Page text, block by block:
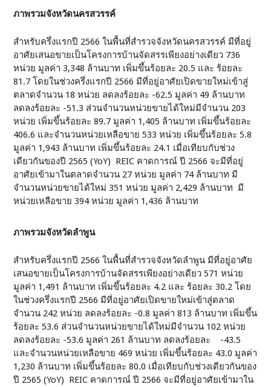
ภาพรวมจังหวัดนครสวรรค์
สำหรับครึ่งแรกปี 2566 ในพื้นที่สำรวจจังหวัดนครสวรรค์ มีที่อยู่
อาศัยเสนอขายเป็นโครงการบ้านจัดสรรเพียงอย่างเดียว 736
หน่วย มูลค่า 3,348 ล้านบาท เพิ่มขึ้นร้อยละ 20.5 และ ร้อยละ
81.7 โดยในช่วงครึ่งแรกปี 2566 มีที่อยู่อาศัยเปิดขายใหม่เข้าสู่
ตลาดจำนวน 18 หน่วย ลดลงร้อยละ -62.5 มูลค่า 49 ล้านบาท
ลดลงร้อยละ -51.3 ส่วนจำนวนหน่วยขายได้ใหม่มีจำนวน 203
หน่วย เพิ่มขึ้นร้อยละ 89.7 มูลค่า 1,405 ล้านบาท เพิ่มขึ้นร้อยละ
406.6 และจำนวนหน่วยเหลือขาย 533 หน่วย เพิ่มขึ้นร้อยละ 5.8
มูลค่า 1,943 ล้านบาท เพิ่มขึ้นร้อยละ 24.1 เมื่อเทียบกับช่วง
เดียวกันของปี 2565 (YoY) REIC คาดการณ์ ปี 2566 จะมีที่อยู่
อาศัยเข้ามาในตลาดจำนวน 27 หน่วย มูลค่า 74 ล้านบาท มี
จำนวนหน่วยขายได้ใหม่ 351 หน่วย มูลค่า 2,429 ล้านบาท มี
หน่วยเหลือขาย 394 หน่วย มูลค่า 1,436 ล้านบาท
ภาพรวมจังหวัดลำพูน
สำหรับครึ่งแรกปี 2566 ในพื้นที่สำรวจจังหวัดลำพูน มีที่อยู่อาศัย
เสนอขายเป็นโครงการบ้านจัดสรรเพียงอย่างเดียว 571 หน่วย
มูลค่า 1,491 ล้านบาท เพิ่มขึ้นร้อยละ 4.2 และ ร้อยละ 30.2 โดย
ในช่วงครึ่งแรกปี 2566 มีที่อยู่อาศัยเปิดขายใหม่เข้าสู่ตลาด
จำนวน 242 หน่วย ลดลงร้อยละ -0.8 มูลค่า 813 ล้านบาท เพิ่มขึ้น
ร้อยละ 53.6 ส่วนจำนวนหน่วยขายได้ใหม่มีจำนวน 102 หน่วย
ลดลงร้อยละ -53.6 มูลค่า 261 ล้านบาท ลดลงร้อยละ -43.5
และจำนวนหน่วยเหลือขาย 469 หน่วย เพิ่มขึ้นร้อยละ 43.0 มูลค่า
1,230 ล้านบาท เพิ่มขึ้นร้อยละ 80.0 เมื่อเทียบกับช่วงเดียวกันของ
ปี 2565 (YoY) REIC คาดการณ์ ปี 2566 จะมีที่อยู่อาศัยเข้ามาใน